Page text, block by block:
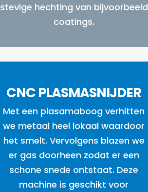
stevige hechting van bijvoorbeeld
coatings.
CNC PLASMASNIJDER
Met een plasamaboog verhitten
we metaal heel lokaal waardoor
het smelt. Vervolgens blazen we
er gas doorheen zodat er een
schone snede ontstaat. Deze
machine is geschikt voor